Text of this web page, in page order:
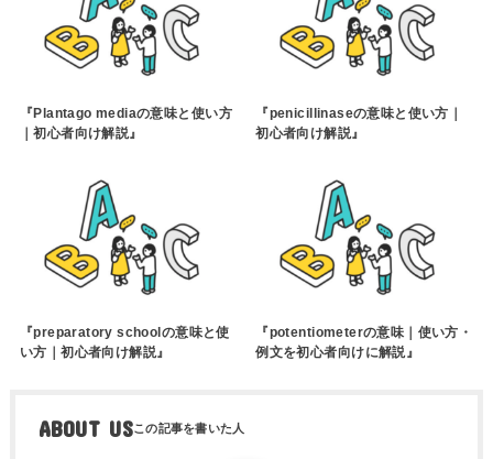
『Plantago mediaの意味と使い方
｜初心者向け解説』
『penicillinaseの意味と使い方｜
初心者向け解説』
『preparatory schoolの意味と使
い方｜初心者向け解説』
『potentiometerの意味｜使い方・
例文を初心者向けに解説』
ABOUT US